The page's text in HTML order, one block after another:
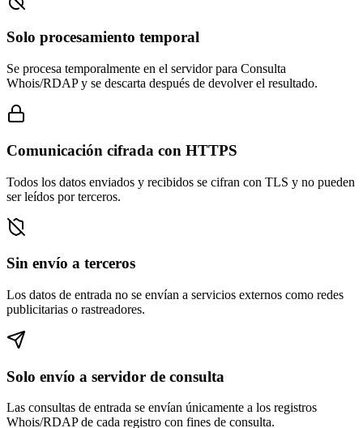
Solo procesamiento temporal
Se procesa temporalmente en el servidor para Consulta
Whois/RDAP y se descarta después de devolver el resultado.
Comunicación cifrada con HTTPS
Todos los datos enviados y recibidos se cifran con TLS y no pueden
ser leídos por terceros.
Sin envío a terceros
Los datos de entrada no se envían a servicios externos como redes
publicitarias o rastreadores.
Solo envío a servidor de consulta
Las consultas de entrada se envían únicamente a los registros
Whois/RDAP de cada registro con fines de consulta.